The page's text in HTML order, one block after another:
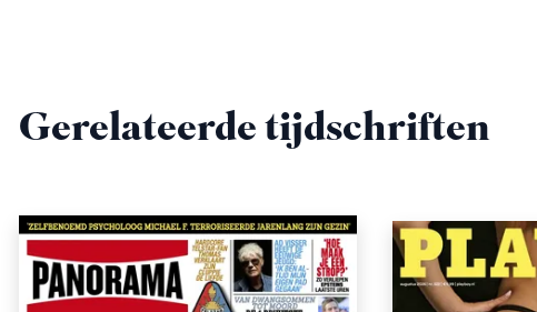
Gerelateerde tijdschriften